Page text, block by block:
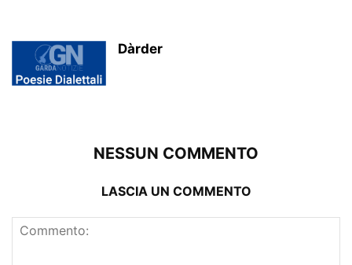
Dàrder
NESSUN COMMENTO
LASCIA UN COMMENTO